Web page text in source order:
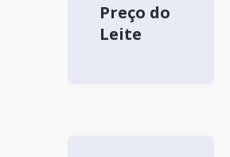
Preço do
Leite